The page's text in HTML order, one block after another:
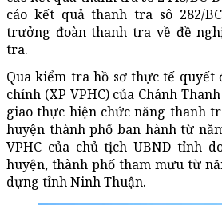
cáo kết quả thanh tra sô 282/
trưởng đoàn thanh tra về đề
tra.
Qua kiểm tra hồ sơ thực tế
chính (XP VPHC) của Chánh
giao thực hiện chức năng thanh
huyện thành phố ban hành từ
VPHC của chủ tịch UBND tỉnh
huyện, thành phố tham mưu từ
dựng tỉnh Ninh Thuận.